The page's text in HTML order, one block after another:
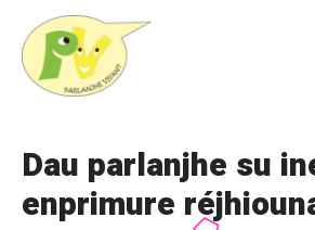
content
Dau parlanjhe su
enprimure